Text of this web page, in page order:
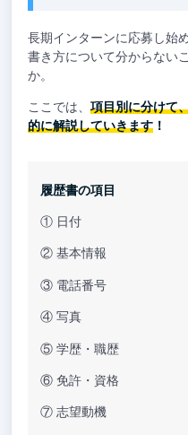
長期インターンに応募し始
書き方について分からない
か。
ここでは、 項目別に分けて
的に解説していきます！
履歴書の項目
① 日付
② 基本情報
③ 電話番号
④ 写真
⑤ 学歴・職歴
⑥ 免許・資格
⑦ 志望動機